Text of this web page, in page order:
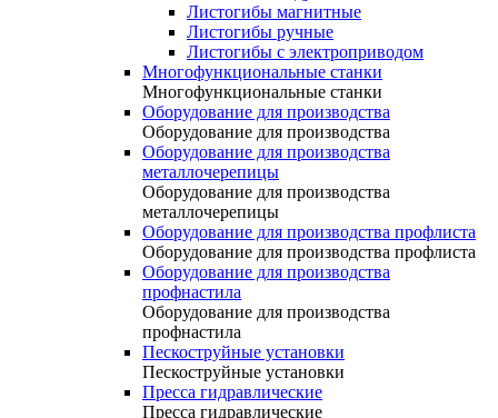
Листогибы магнитные
Листогибы ручные
Листогибы с электроприводом
Многофункциональные станки
Многофункциональные станки
Оборудование для производства
Оборудование для производства
Оборудование для производства
металлочерепицы
Оборудование для производства
металлочерепицы
Оборудование для производства профлиста
Оборудование для производства профлиста
Оборудование для производства
профнастила
Оборудование для производства
профнастила
Пескоструйные установки
Пескоструйные установки
Пресса гидравлические
Пресса гидравлические